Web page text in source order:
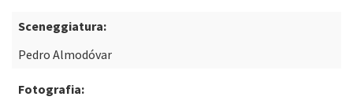
Sceneggiatura:
Pedro Almodóvar
Fotografia: